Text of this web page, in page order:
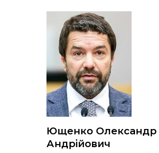
Ющенко Олександр
Андрійович